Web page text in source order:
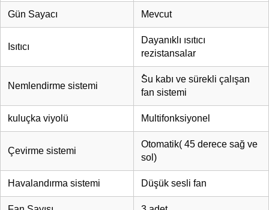
Gün Sayacı Mevcut
Isıtıcı
Dayanıklı ısıtıcı
rezistansalar
Nemlendirme sistemi
ُSu kabı ve sürekli çalışan
fan sistemi
kuluçka viyolü Multifonksiyonel
Çevirme sistemi
Otomatik( 45 derece sağ ve
sol)
Havalandırma sistemi Düşük sesli fan